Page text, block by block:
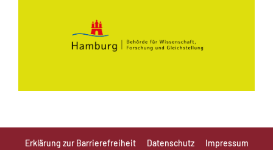
Erklärung zur Barrierefreiheit Datenschutz Impressum